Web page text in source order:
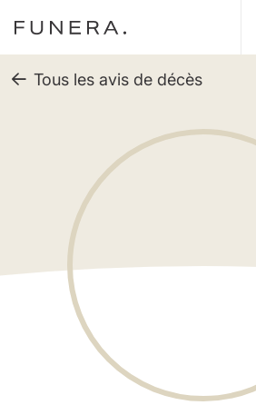
Tous les avis de décès